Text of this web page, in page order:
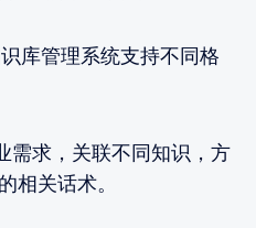
库管理系统支持不同格
需求，关联不同知识，方
相关话术。